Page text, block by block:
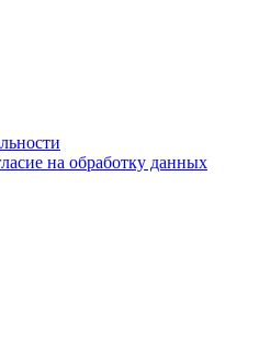
на обработку данных